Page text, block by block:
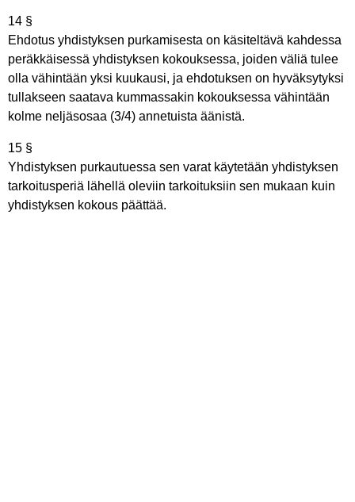
14 §
Ehdotus yhdistyksen purkamisesta on käsiteltävä kahdessa
peräkkäisessä yhdistyksen kokouksessa, joiden väliä tulee
olla vähintään yksi kuukausi, ja ehdotuksen on hyväksytyksi
tullakseen saatava kummassakin kokouksessa vähintään
kolme neljäsosaa (3/4) annetuista äänistä.
15 §
Yhdistyksen purkautuessa sen varat käytetään yhdistyksen
tarkoitusperiä lähellä oleviin tarkoituksiin sen mukaan kuin
yhdistyksen kokous päättää.